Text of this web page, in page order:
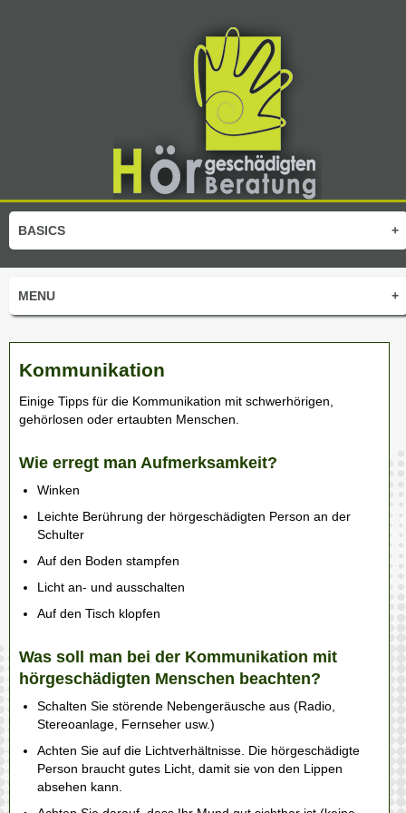
+
BASICS
+
MENU
Kommunikation
Einige Tipps für die Kommunikation mit schwerhörigen,
gehörlosen oder ertaubten Menschen.
Wie erregt man Aufmerksamkeit?
Winken
Leichte Berührung der hörgeschädigten Person an der
Schulter
Auf den Boden stampfen
Licht an- und ausschalten
Auf den Tisch klopfen
Was soll man bei der Kommunikation mit
hörgeschädigten Menschen beachten?
Schalten Sie störende Nebengeräusche aus (Radio,
Stereoanlage, Fernseher usw.)
Achten Sie auf die Lichtverhältnisse. Die hörgeschädigte
Person braucht gutes Licht, damit sie von den Lippen
absehen kann.